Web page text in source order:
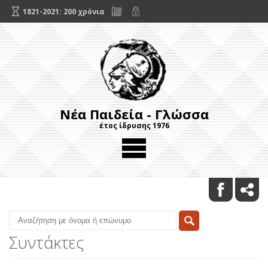
1821-2021: 200 χρόνια
Νέα Παιδεία - Γλώσσα
έτος ίδρυσης 1976
Συντάκτες